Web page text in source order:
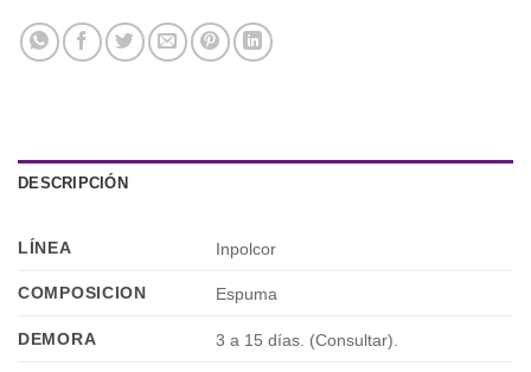
DESCRIPCIÓN
LÍNEA Inpolcor
COMPOSICION Espuma
DEMORA 3 a 15 días. (Consultar).